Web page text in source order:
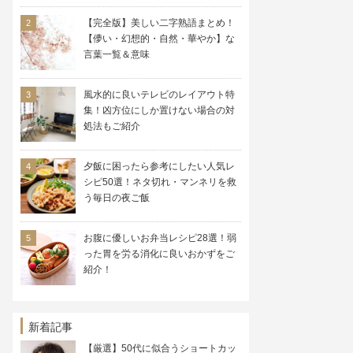
【完全版】美しい二字熟語まとめ！
【儚い・幻想的・自然・華やか】な
言葉一覧＆意味
風水的に良いテレビのレイアウト特
集！凶方位にしか置けない場合の対
処法もご紹介
夕飯に困ったら参考にしたい人気レ
シピ50選！ネタ切れ・マンネリを救
う毎日の夜ご飯
お腹に優しいお弁当レシピ28選！弱
った胃を労る消化に良いおかずをご
紹介！
新着記事
【厳選】50代に似合うショートカッ